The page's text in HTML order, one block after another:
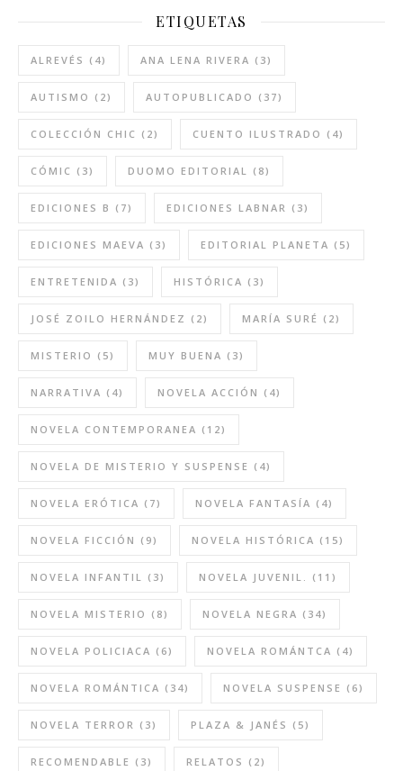
ETIQUETAS
ALREVÉS (4) ANA LENA RIVERA (3)
AUTISMO (2) AUTOPUBLICADO (37)
COLECCIÓN CHIC (2) CUENTO ILUSTRADO (4)
CÓMIC (3) DUOMO EDITORIAL (8)
EDICIONES B (7) EDICIONES LABNAR (3)
EDICIONES MAEVA (3) EDITORIAL PLANETA (5)
ENTRETENIDA (3) HISTÓRICA (3)
JOSÉ ZOILO HERNÁNDEZ (2) MARÍA SURÉ (2)
MISTERIO (5) MUY BUENA (3)
NARRATIVA (4) NOVELA ACCIÓN (4)
NOVELA CONTEMPORANEA (12)
NOVELA DE MISTERIO Y SUSPENSE (4)
NOVELA ERÓTICA (7) NOVELA FANTASÍA (4)
NOVELA FICCIÓN (9) NOVELA HISTÓRICA (15)
NOVELA INFANTIL (3) NOVELA JUVENIL. (11)
NOVELA MISTERIO (8) NOVELA NEGRA (34)
NOVELA POLICIACA (6) NOVELA ROMÁNTCA (4)
NOVELA ROMÁNTICA (34) NOVELA SUSPENSE (6)
NOVELA TERROR (3) PLAZA & JANÉS (5)
RECOMENDABLE (3) RELATOS (2)